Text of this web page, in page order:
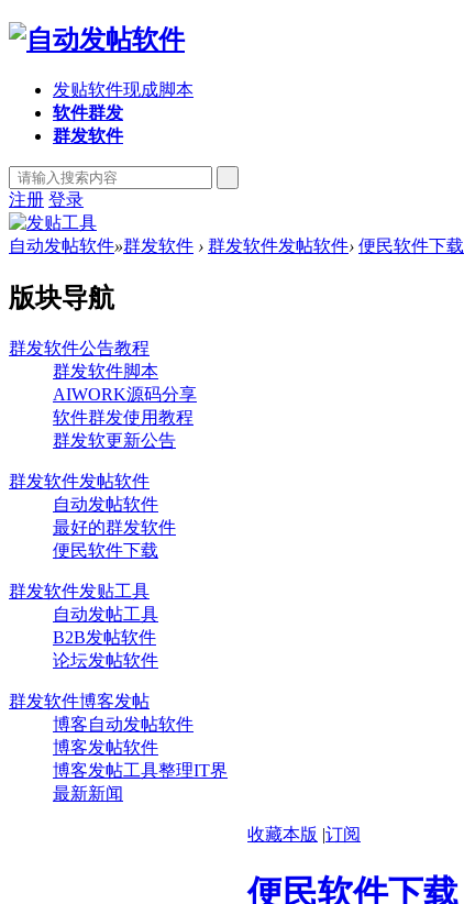
发贴软件现成脚本
软件群发
群发软件
注册 登录
自动发帖软件»群发软件 › 群发软件发帖软件› 便民软件下载
版块导航
群发软件公告教程
群发软件脚本
AIWORK源码分享
软件群发使用教程
群发软更新公告
群发软件发帖软件
自动发帖软件
最好的群发软件
便民软件下载
群发软件发贴工具
自动发帖工具
B2B发帖软件
论坛发帖软件
群发软件博客发帖
博客自动发帖软件
博客发帖软件
博客发帖工具整理IT界
最新新闻
收藏本版 |订阅
便民软件下载